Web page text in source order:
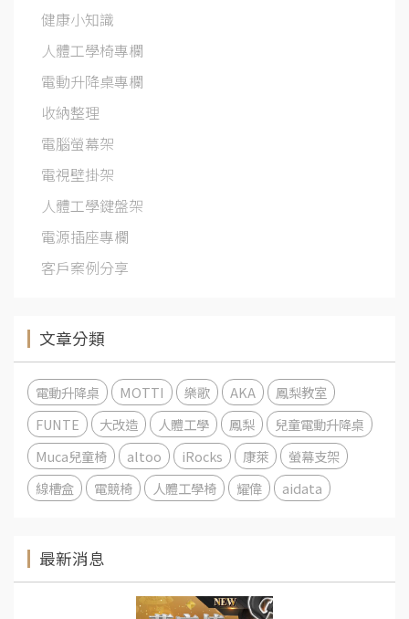
健康小知識
人體工學椅專欄
電動升降桌專欄
收納整理
電腦螢幕架
電視壁掛架
人體工學鍵盤架
電源插座專欄
客戶案例分享
文章分類
電動升降桌 MOTTI 樂歌 AKA
鳳梨教室
FUNTE
大改造 人體工學 鳳梨
兒童電動升降桌
Muca兒童椅
altoo iRocks 康萊
螢幕支架
線槽盒
電競椅 人體工學椅 耀偉 aidata
最新消息